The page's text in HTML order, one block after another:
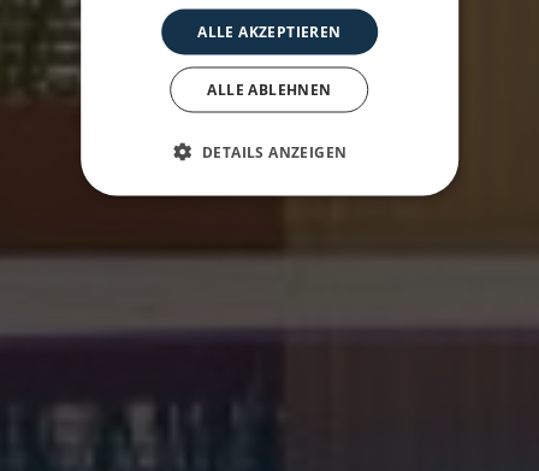
ALLE AKZEPTIEREN
ALLE ABLEHNEN
DETAILS ANZEIGEN